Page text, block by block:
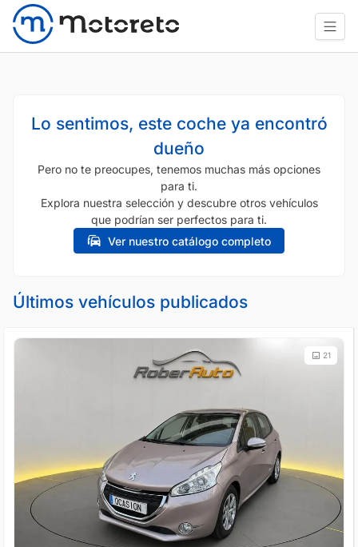
Lo sentimos, este coche ya encontró
dueño
Pero no te preocupes, tenemos muchas más opciones
para ti.
Explora nuestra selección y descubre otros vehículos
que podrían ser perfectos para ti.
Ver nuestro catálogo completo
Últimos vehículos publicados
21